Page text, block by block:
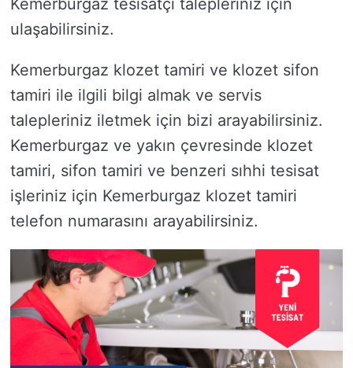
Kemerburgaz tesisatçı talepleriniz için
ulaşabilirsiniz.
Kemerburgaz klozet tamiri ve klozet sifon
tamiri ile ilgili bilgi almak ve servis
talepleriniz iletmek için bizi arayabilirsiniz.
Kemerburgaz ve yakın çevresinde klozet
tamiri, sifon tamiri ve benzeri sıhhi tesisat
işleriniz için Kemerburgaz klozet tamiri
telefon numarasını arayabilirsiniz.